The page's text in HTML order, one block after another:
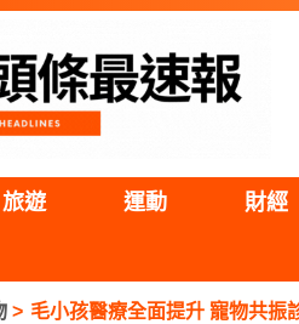
旅遊 運動 財經
毛小孩醫療全面提升 寵物共振